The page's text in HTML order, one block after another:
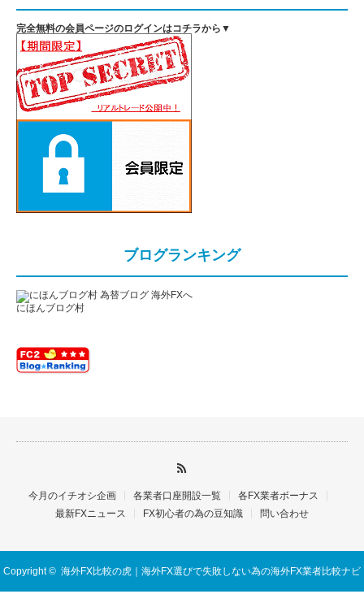
完全無料の会員ページのログインはコチラから▼
ブログランキング
にほんブログ村
今月のイチオシ企画 各業者口座開設一覧
各FX業者ボーナス
最新FXニュース
FX初心者の為の豆知識 問い合わせ
Copyright © 海外FX比較の虎｜海外FX選びで失敗しない為の海外FX業者比較ナビ